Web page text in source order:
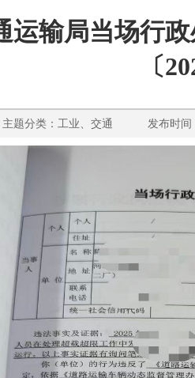
运输局当场行
〔
主题分类：工业、交通 发布时